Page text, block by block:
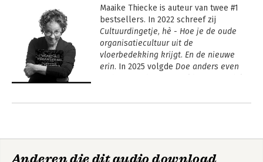
Maaike Thiecke is auteur van twee #1
Cultuurdingetje, hè - Hoe je de oude
organisatiecultuur uit de
vloerbedekking krijgt. En de nieuwe
erin. In 2025 volgde Doe anders even
cultuurverandering.
5 knoppen om onnodig gelazer in
Andere boeken door Maaike